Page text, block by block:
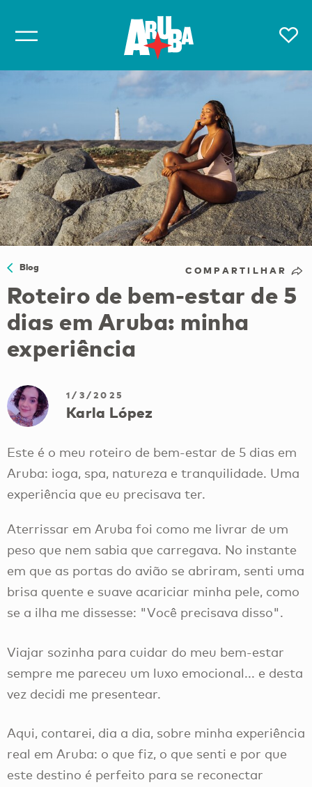
Blog COMPARTILHAR
Roteiro de bem-estar de 5
dias em Aruba: minha
experiência
1/3/2025
Karla López
Este é o meu roteiro de bem-estar de 5 dias em
Aruba: ioga, spa, natureza e tranquilidade. Uma
experiência que eu precisava ter.
Aterrissar em Aruba foi como me livrar de um
peso que nem sabia que carregava. No instante
em que as portas do avião se abriram, senti uma
brisa quente e suave acariciar minha pele, como
se a ilha me dissesse: "Você precisava disso".
Viajar sozinha para cuidar do meu bem-estar
sempre me pareceu um luxo emocional... e desta
vez decidi me presentear.
Aqui, contarei, dia a dia, sobre minha experiência
real em Aruba: o que fiz, o que senti e por que
este destino é perfeito para se reconectar